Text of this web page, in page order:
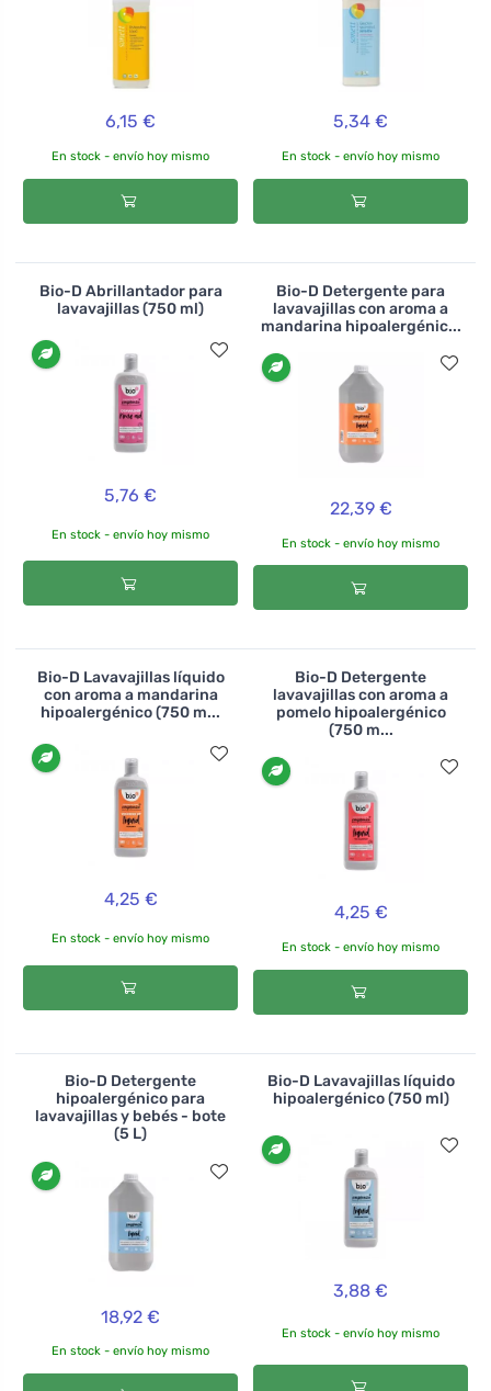
6,15 €
En stock - envío hoy mismo
5,34 €
En stock - envío hoy mismo
Bio-D Abrillantador para
lavavajillas (750 ml)
5,76 €
En stock - envío hoy mismo
Bio-D Detergente para
lavavajillas con aroma a
mandarina hipoalergénic...
22,39 €
En stock - envío hoy mismo
Bio-D Lavavajillas líquido
con aroma a mandarina
hipoalergénico (750 m...
4,25 €
En stock - envío hoy mismo
Bio-D Detergente
lavavajillas con aroma a
pomelo hipoalergénico
(750 m...
4,25 €
En stock - envío hoy mismo
Bio-D Detergente
hipoalergénico para
lavavajillas y bebés - bote
(5 L)
18,92 €
En stock - envío hoy mismo
Bio-D Lavavajillas líquido
hipoalergénico (750 ml)
3,88 €
En stock - envío hoy mismo